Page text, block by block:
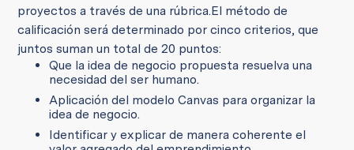
proyectos a través de una rúbrica.El método de
calificación será determinado por cinco criterios, que
juntos suman un total de 20 puntos:
Que la idea de negocio propuesta resuelva una
necesidad del ser humano.
Aplicación del modelo Canvas para organizar la
idea de negocio.
Identificar y explicar de manera coherente el